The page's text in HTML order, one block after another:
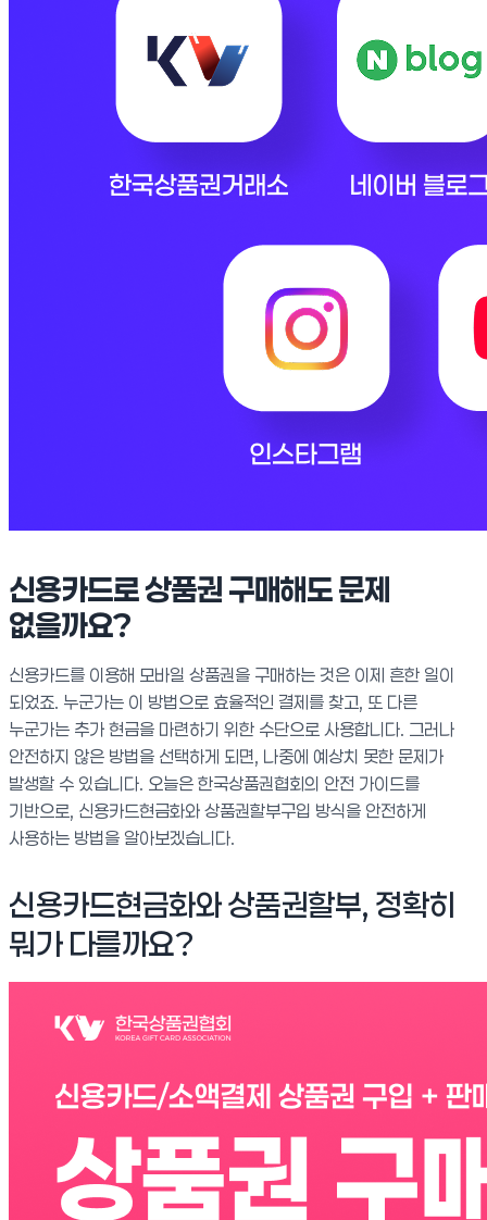
신용카드로 상품권 구매해도 문제
없을까요?
신용카드를 이용해 모바일 상품권을 구매하는 것은 이제 흔한 일이
되었죠. 누군가는 이 방법으로 효율적인 결제를 찾고, 또 다른
누군가는 추가 현금을 마련하기 위한 수단으로 사용합니다. 그러나
안전하지 않은 방법을 선택하게 되면, 나중에 예상치 못한 문제가
발생할 수 있습니다. 오늘은 한국상품권협회의 안전 가이드를
기반으로, 신용카드현금화와 상품권할부구입 방식을 안전하게
사용하는 방법을 알아보겠습니다.
신용카드현금화와 상품권할부, 정확히
뭐가 다를까요?